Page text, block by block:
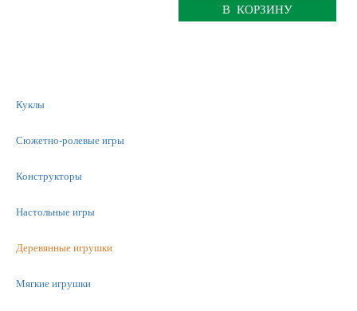
В КОРЗИНУ
Куклы
Сюжетно-ролевые игры
Конструкторы
Настольные игры
Деревянные игрушки
Мягкие игрушки